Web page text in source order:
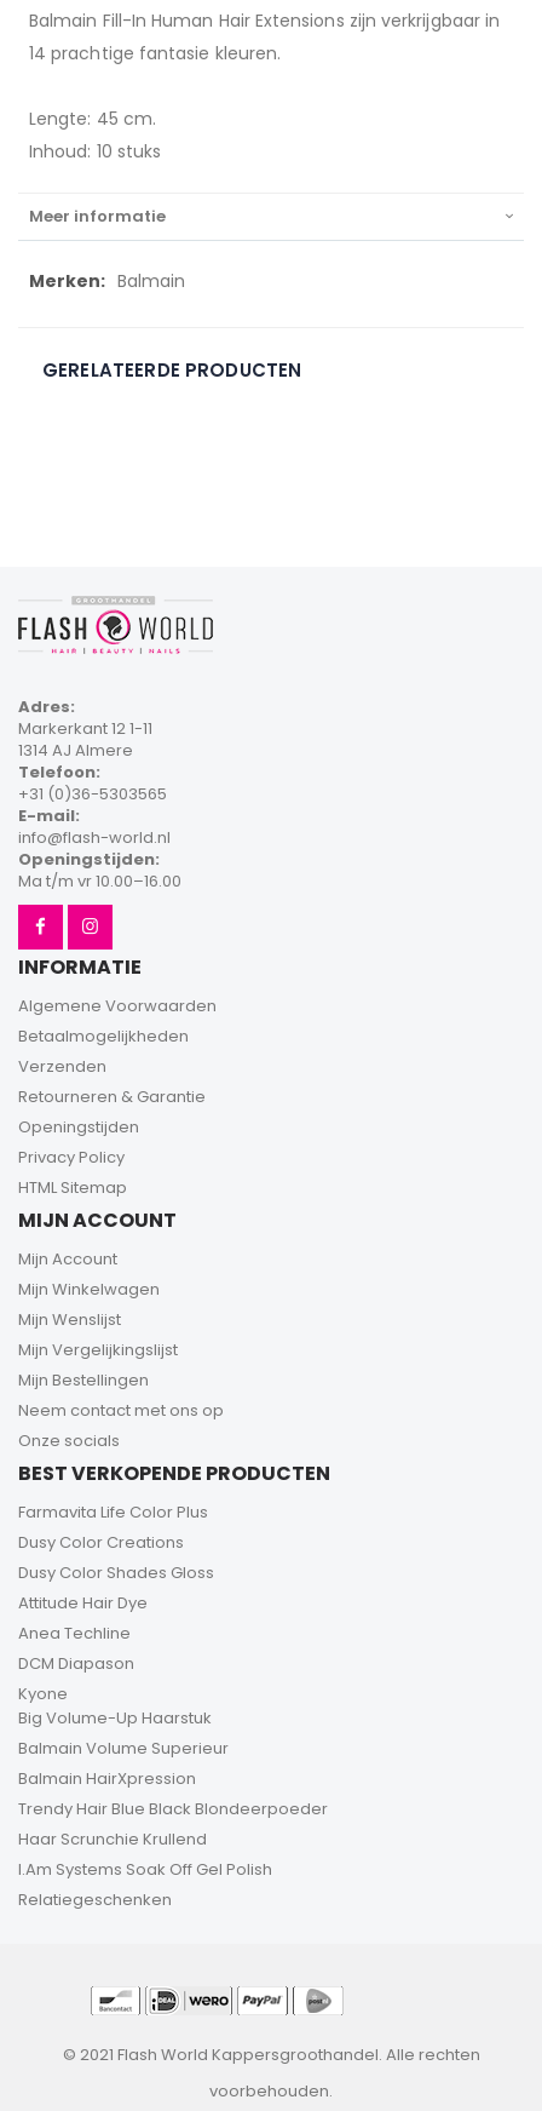
Balmain Fill-In Human Hair Extensions zijn verkrijgbaar in
14 prachtige fantasie kleuren.
Lengte: 45 cm.
Inhoud: 10 stuks
Meer informatie
Meer
Balmain
GERELATEERDE PRODUCTEN
Adres:
Markerkant 12 1-11
1314 AJ Almere
Telefoon:
+31 (0)36-5303565
E-mail:
info@flash-world.nl
Openingstijden:
Ma t/m vr 10.00–16.00
INFORMATIE
Algemene Voorwaarden
Betaalmogelijkheden
Verzenden
Retourneren & Garantie
Openingstijden
Privacy Policy
HTML Sitemap
MIJN ACCOUNT
Mijn Account
Mijn Winkelwagen
Mijn Wenslijst
Mijn Vergelijkingslijst
Mijn Bestellingen
Neem contact met ons op
Onze socials
BEST VERKOPENDE PRODUCTEN
Farmavita Life Color Plus
Dusy Color Creations
Dusy Color Shades Gloss
Attitude Hair Dye
Anea Techline
DCM Diapason
Kyone
Big Volume-Up Haarstuk
Balmain Volume Superieur
Balmain HairXpression
Trendy Hair Blue Black Blondeerpoeder
Haar Scrunchie Krullend
I.Am Systems Soak Off Gel Polish
Relatiegeschenken
© 2021 Flash World Kappersgroothandel. Alle rechten
voorbehouden.